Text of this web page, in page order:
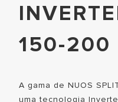
REGULAÇÃO
TERMOACUMULADORES
ACUMULADORES A GÀS
150-200
A gama de NUOS
uma tecnologia